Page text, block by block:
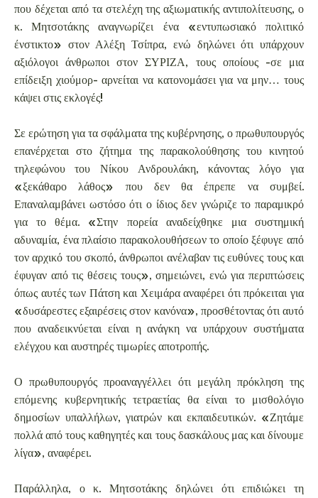
που δέχεται από τα στελέχη της αξιωματικής αντιπολίτευσης, ο
κ. Μητσοτάκης αναγνωρίζει ένα «εντυπωσιακό πολιτικό
ένστικτο» στον Αλέξη Τσίπρα, ενώ δηλώνει ότι υπάρχουν
αξιόλογοι άνθρωποι στον ΣΥΡΙΖΑ, τους οποίους -σε μια
επίδειξη χιούμορ- αρνείται να κατονομάσει για να μην… τους
κάψει στις εκλογές!
Σε ερώτηση για τα σφάλματα της κυβέρνησης, ο πρωθυπουργός
επανέρχεται στο ζήτημα της παρακολούθησης του κινητού
τηλεφώνου του Νίκου Ανδρουλάκη, κάνοντας λόγο για
«ξεκάθαρο λάθος» που δεν θα έπρεπε να συμβεί.
Επαναλαμβάνει ωστόσο ότι ο ίδιος δεν γνώριζε το παραμικρό
για το θέμα. «Στην πορεία αναδείχθηκε μια συστημική
αδυναμία, ένα πλαίσιο παρακολουθήσεων το οποίο ξέφυγε από
τον αρχικό του σκοπό, άνθρωποι ανέλαβαν τις ευθύνες τους και
έφυγαν από τις θέσεις τους», σημειώνει, ενώ για περιπτώσεις
όπως αυτές των Πάτση και Χειμάρα αναφέρει ότι πρόκειται για
«δυσάρεστες εξαιρέσεις στον κανόνα», προσθέτοντας ότι αυτό
που αναδεικνύεται είναι η ανάγκη να υπάρχουν συστήματα
ελέγχου και αυστηρές τιμωρίες αποτροπής.
Ο πρωθυπουργός προαναγγέλλει ότι μεγάλη πρόκληση της
επόμενης κυβερνητικής τετραετίας θα είναι το μισθολόγιο
δημοσίων υπαλλήλων, γιατρών και εκπαιδευτικών. «Ζητάμε
πολλά από τους καθηγητές και τους δασκάλους μας και δίνουμε
λίγα», αναφέρει.
Παράλληλα, ο κ. Μητσοτάκης δηλώνει ότι επιδιώκει τη